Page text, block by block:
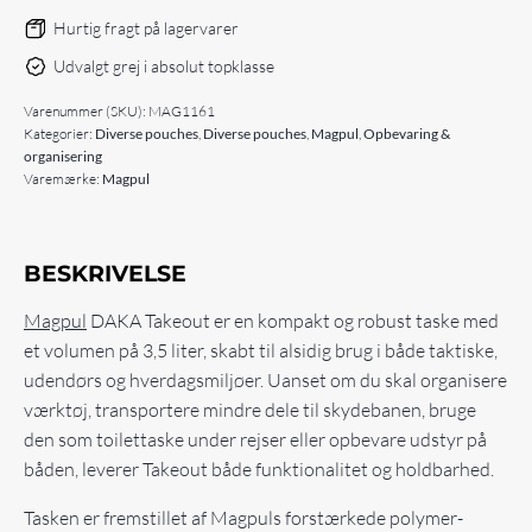
Hurtig fragt på lagervarer
Udvalgt grej i absolut topklasse
Varenummer (SKU): MAG1161
Kategorier: Diverse pouches, Diverse pouches, Magpul,Opbevaring &
organisering
Varemærke: Magpul
BESKRIVELSE
Magpul DAKA Takeout er en kompakt og robust taske med
et volumen på 3,5 liter, skabt til alsidig brug i både taktiske,
udendørs og hverdagsmiljøer. Uanset om du skal organisere
værktøj, transportere mindre dele til skydebanen, bruge
den som toilettaske under rejser eller opbevare udstyr på
båden, leverer Takeout både funktionalitet og holdbarhed.
Tasken er fremstillet af Magpuls forstærkede polymer-